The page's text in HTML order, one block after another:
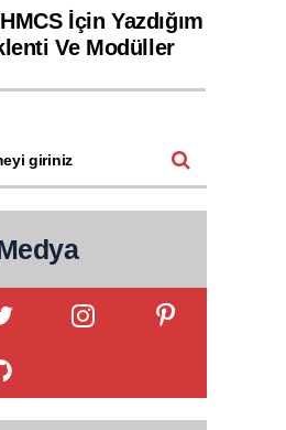
İçin Yazdığım
Ve Modüller